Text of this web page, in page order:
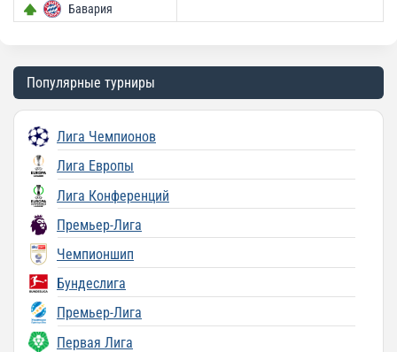
Бавария
Популярные турниры
Лига Чемпионов
Лига Европы
Лига Конференций
Премьер-Лига
Чемпионшип
Бундеслига
Премьер-Лига
Первая Лига